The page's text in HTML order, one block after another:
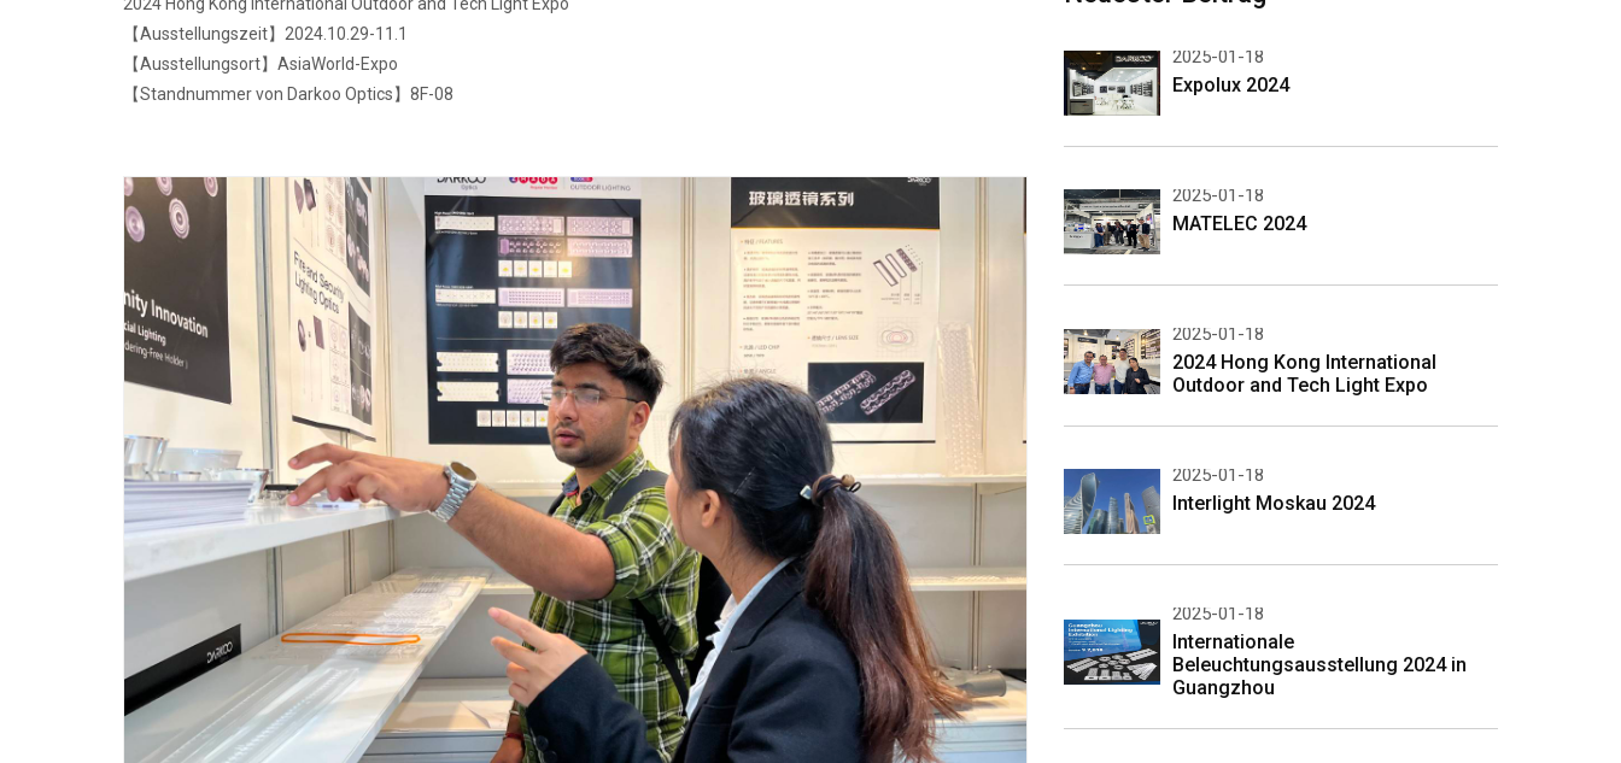
【Ausstellungszeit】2024.10.29-11.1
【Ausstellungsort】AsiaWorld-Expo
【Standnummer von Darkoo Optics】8F-08
2025-01-18
Expolux 2024
2025-01-18
MATELEC 2024
2025-01-18
2024 Hong Kong International
Outdoor and Tech Light Expo
2025-01-18
Interlight Moskau 2024
2025-01-18
Internationale
Beleuchtungsausstellung 2024 in
Guangzhou